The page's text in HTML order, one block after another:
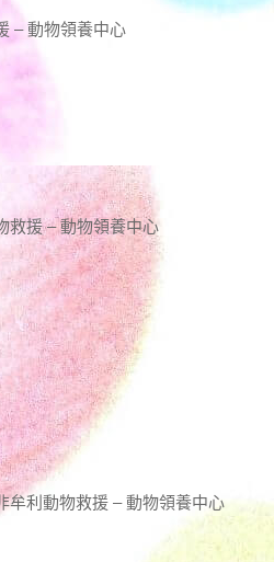
– 動物領養中心
救援 – 動物領養中心
牟利動物救援 – 動物領養中心